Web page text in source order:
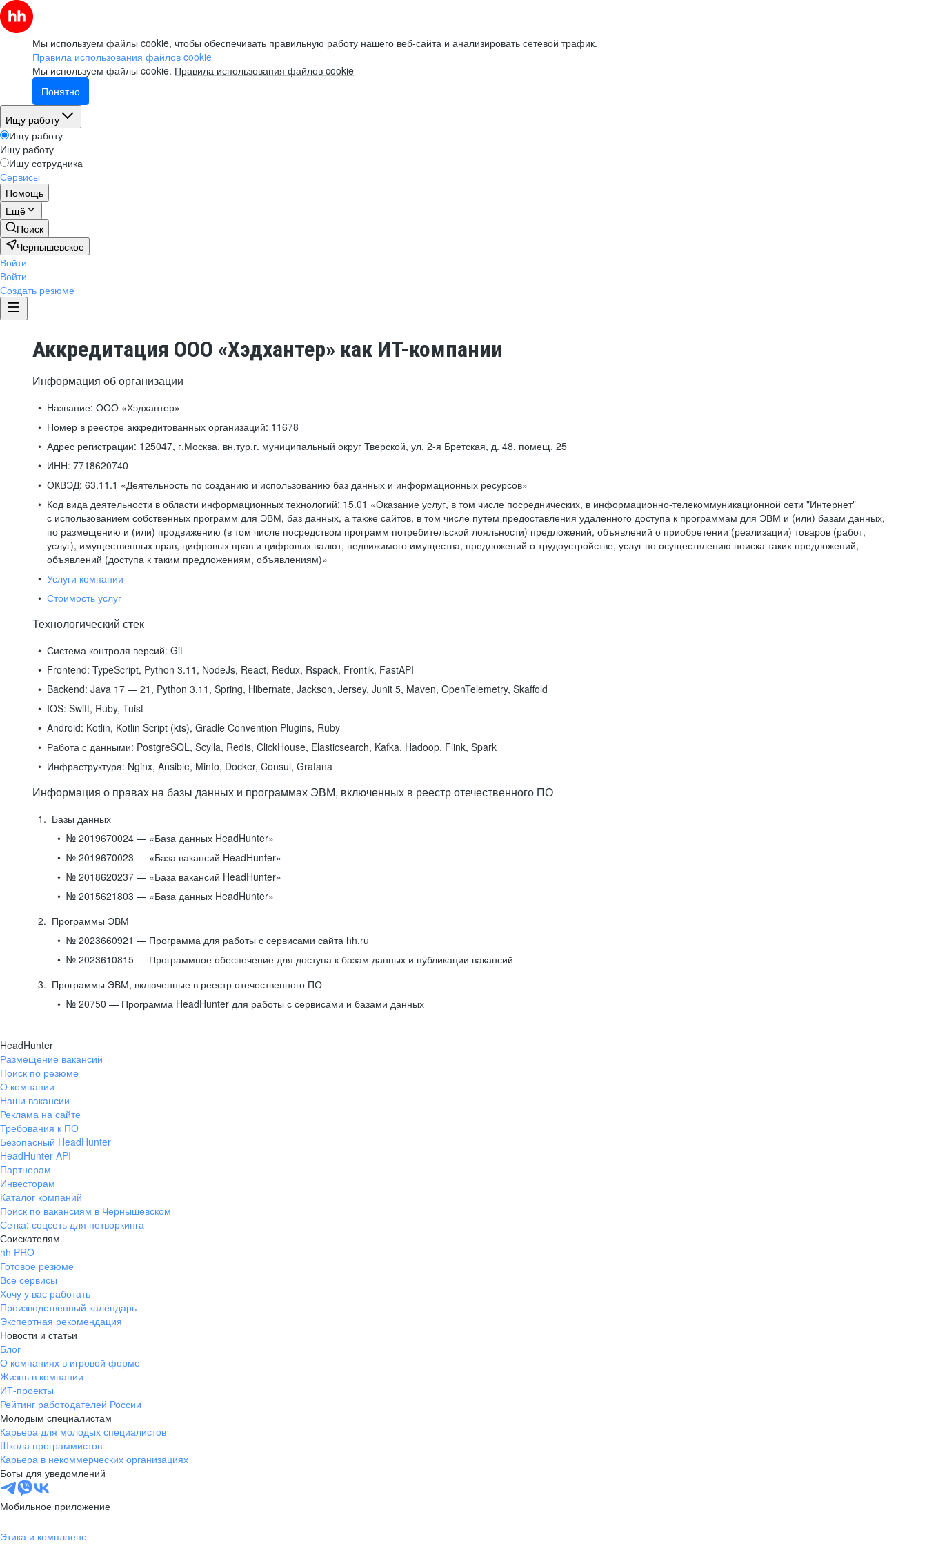
Мы используем файлы cookie, чтобы обеспечивать правильную работу нашего веб-сайта и анализировать сетевой трафик.
Правила использования файлов cookie
Мы используем файлы cookie. Правила использования файлов cookie
Понятно
Ищу работу
Ищу работу
Ищу работу
Ищу сотрудника
Сервисы
Помощь
Ещё
Поиск
Чернышевское
Войти
Войти
Создать резюме
Аккредитация ООО «Хэдхантер» как ИТ-компании
Информация об организации
Название: ООО «Хэдхантер»
Номер в реестре аккредитованных организаций: 11678
Адрес регистрации: 125047, г.Москва, вн.тур.г. муниципальный округ Тверской, ул. 2-я Бретская, д. 48, помещ. 25
ИНН: 7718620740
ОКВЭД: 63.11.1 «Деятельность по созданию и использованию баз данных и информационных ресурсов»
Код вида деятельности в области информационных технологий: 15.01 «Оказание услуг, в том числе посреднических, в информационно-телекоммуникационной сети "Интернет"
с использованием собственных программ для ЭВМ, баз данных, а также сайтов, в том числе путем предоставления удаленного доступа к программам для ЭВМ и (или) базам данных,
по размещению и (или) продвижению (в том числе посредством программ потребительской лояльности) предложений, объявлений о приобретении (реализации) товаров (работ,
услуг), имущественных прав, цифровых прав и цифровых валют, недвижимого имущества, предложений о трудоустройстве, услуг по осуществлению поиска таких предложений,
объявлений (доступа к таким предложениям, объявлениям)»
Услуги компании
Стоимость услуг
Технологический стек
Система контроля версий: Git
Frontend: TypeScript, Python 3.11, NodeJs, React, Redux, Rspack, Frontik, FastAPI
Backend: Java 17 — 21, Python 3.11, Spring, Hibernate, Jackson, Jersey, Junit 5, Maven, OpenTelemetry, Skaffold
IOS: Swift, Ruby, Tuist
Android: Kotlin, Kotlin Script (kts), Gradle Convention Plugins, Ruby
Работа с данными: PostgreSQL, Scylla, Redis, ClickHouse, Elasticsearch, Kafka, Hadoop, Flink, Spark
Инфраструктура: Nginx, Ansible, MinIo, Docker, Consul, Grafana
Информация о правах на базы данных и программах ЭВМ, включенных в реестр отечественного ПО
Базы данных
№ 2019670024 — «База данных HeadHunter»
№ 2019670023 — «База вакансий HeadHunter»
№ 2018620237 — «База вакансий HeadHunter»
№ 2015621803 — «База данных HeadHunter»
Программы ЭВМ
№ 2023660921 — Программа для работы с сервисами сайта hh.ru
№ 2023610815 — Программное обеспечение для доступа к базам данных и публикации вакансий
Программы ЭВМ, включенные в реестр отечественного ПО
№ 20750 — Программа HeadHunter для работы с сервисами и базами данных
HeadHunter
Размещение вакансий
Поиск по резюме
О компании
Наши вакансии
Реклама на сайте
Требования к ПО
Безопасный HeadHunter
HeadHunter API
Партнерам
Инвесторам
Каталог компаний
Поиск по вакансиям в Чернышевском
Сетка: соцсеть для нетворкинга
Соискателям
hh PRO
Готовое резюме
Все сервисы
Хочу у вас работать
Производственный календарь
Экспертная рекомендация
Новости и статьи
Блог
О компаниях в игровой форме
Жизнь в компании
ИТ-проекты
Рейтинг работодателей России
Молодым специалистам
Карьера для молодых специалистов
Школа программистов
Карьера в некоммерческих организациях
Боты для уведомлений
Мобильное приложение
Этика и комплаенс